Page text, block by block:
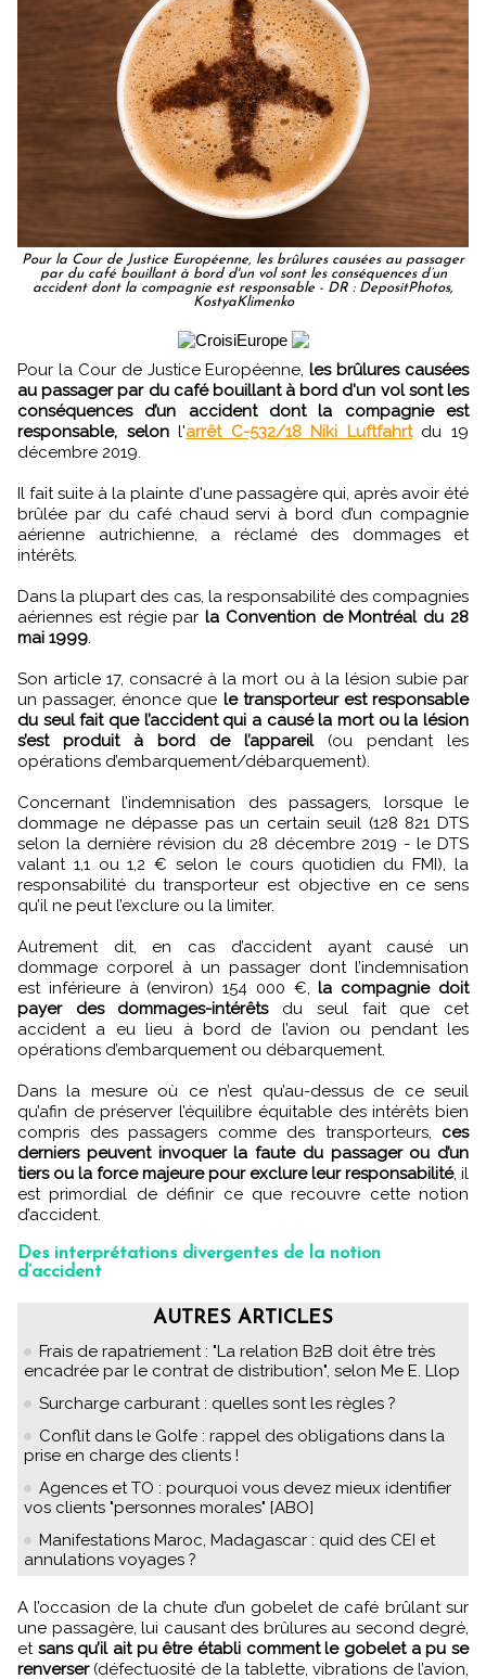
Pour la Cour de Justice Européenne, les brûlures causées au passager
par du café bouillant à bord d'un vol sont les conséquences d’un
accident dont la compagnie est responsable - DR : DepositPhotos,
KostyaKlimenko
Pour la Cour de Justice Européenne,les brûlures causées
au passager par du café bouillant à bord d'un vol sont les
conséquences d’un accident dont la compagnie est
responsable, selonl'arrêt C-532/18 Niki Luftfahrtdu 19
décembre 2019.
Il fait suite à la plainte d'une passagère qui, après avoir été
brûlée par du café chaud servi à bord d’un compagnie
aérienne autrichienne, a réclamé des dommages et
intérêts.
Dans la plupart des cas, la responsabilité des compagnies
aériennes est régie parla Convention de Montréal du 28
mai 1999.
Son article 17, consacré à la mort ou à la lésion subie par
un passager, énonce que le transporteur est responsable
du seul fait que l’accident qui a causé la mort ou la lésion
s’est produit à bord de l’appareil(ou pendant les
opérations d’embarquement/débarquement).
Concernant l’indemnisation des passagers, lorsque le
dommage ne dépasse pas un certain seuil (128 821 DTS
selon la dernière révision du 28 décembre 2019 - le DTS
valant 1,1 ou 1,2 € selon le cours quotidien du FMI), la
responsabilité du transporteur est objective en ce sens
qu’il ne peut l’exclure ou la limiter.
Autrement dit, en cas d’accident ayant causé un
dommage corporel à un passager dont l’indemnisation
est inférieure à (environ) 154 000 €,la compagnie doit
payer des dommages-intérêtsdu seul fait que cet
accident a eu lieu à bord de l’avion ou pendant les
opérations d’embarquement ou débarquement.
Dans la mesure où ce n’est qu’au-dessus de ce seuil
qu’afin de préserver l’équilibre équitable des intérêts bien
compris des passagers comme des transporteurs, ces
derniers peuvent invoquer la faute du passager ou d’un
tiers ou la force majeure pour exclure leur responsabilité, il
est primordial de définir ce que recouvre cette notion
d’accident.
Des interprétations divergentes de la notion
d’accident
AUTRES ARTICLES
Frais de rapatriement : "La relation B2B doit être très
encadrée par le contrat de distribution", selon Me E. Llop
Surcharge carburant : quelles sont les règles ?
Conflit dans le Golfe : rappel des obligations dans la
prise en charge des clients !
Agences et TO : pourquoi vous devez mieux identifier
vos clients "personnes morales" [ABO]
Manifestations Maroc, Madagascar : quid des CEI et
annulations voyages ?
A l’occasion de la chute d’un gobelet de café brûlant sur
une passagère, lui causant des brûlures au second degré,
et sans qu’il ait pu être établi comment le gobelet a pu se
renverser(défectuosité de la tablette, vibrations de l’avion,